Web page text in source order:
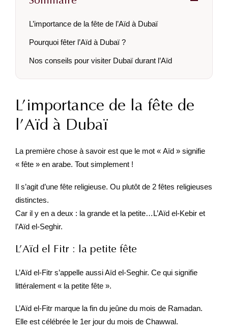
L’importance de la fête de l’Aïd à Dubaï
Pourquoi fêter l’Aïd à Dubaï ?
Nos conseils pour visiter Dubaï durant l’Aïd
L’importance de la fête de
l’Aïd à Dubaï
La première chose à savoir est que le mot « Aïd » signifie
« fête » en arabe. Tout simplement !
Il s’agit d’une fête religieuse. Ou plutôt de 2 fêtes religieuses
distinctes.
Car il y en a deux : la grande et la petite…L’Aïd el-Kebir et
l’Aïd el-Seghir.
L’Aïd el Fitr : la petite fête
L’Aïd el-Fitr s’appelle aussi Aïd el-Seghir. Ce qui signifie
littéralement « la petite fête ».
L’Aïd el-Fitr marque la fin du jeûne du mois de Ramadan.
Elle est célébrée le 1er jour du mois de Chawwal.